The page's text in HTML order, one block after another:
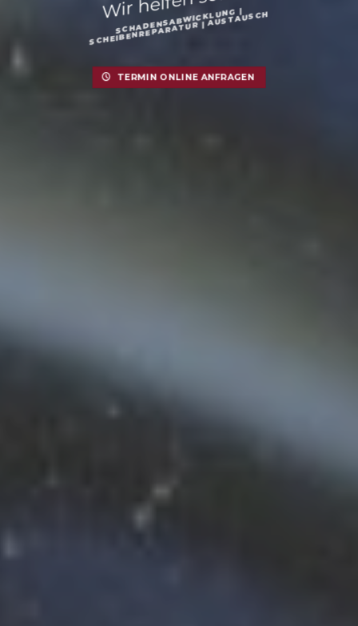
SCHADENSABWICKLUNG |
SCHEIBENREPARATUR | AUSTAUSCH
TERMIN ONLINE ANFRAGEN